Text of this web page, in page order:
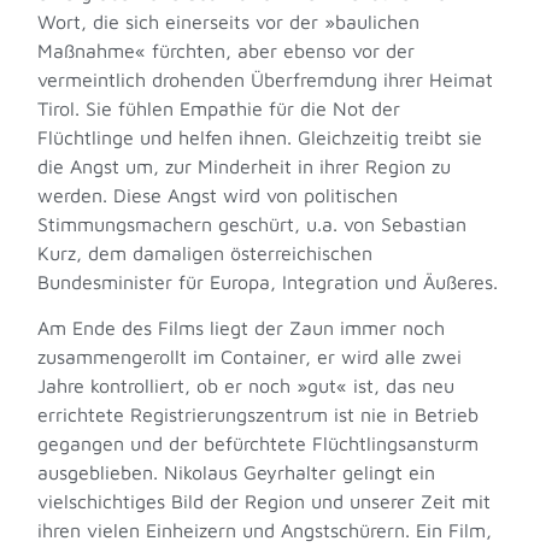
Wort, die sich einerseits vor der »baulichen
Maßnahme« fürchten, aber ebenso vor der
vermeintlich drohenden Überfremdung ihrer Heimat
Tirol. Sie fühlen Empathie für die Not der
Flüchtlinge und helfen ihnen. Gleichzeitig treibt sie
die Angst um, zur Minderheit in ihrer Region zu
werden. Diese Angst wird von politischen
Stimmungsmachern geschürt, u.a. von Sebastian
Kurz, dem damaligen österreichischen
Bundesminister für Europa, Integration und Äußeres.
Am Ende des Films liegt der Zaun immer noch
zusammengerollt im Container, er wird alle zwei
Jahre kontrolliert, ob er noch »gut« ist, das neu
errichtete Registrierungszentrum ist nie in Betrieb
gegangen und der befürchtete Flüchtlingsansturm
ausgeblieben. Nikolaus Geyrhalter gelingt ein
vielschichtiges Bild der Region und unserer Zeit mit
ihren vielen Einheizern und Angstschürern. Ein Film,